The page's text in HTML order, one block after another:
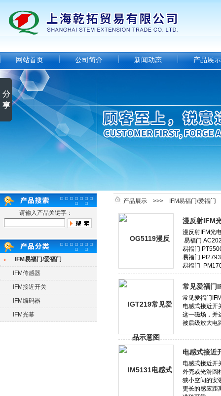
网站首页 公司简介 新闻动态 产品展示
请输入产品关键字：
IFM易福门/爱福门
IFM传感器
IFM接近开关
IFM编码器
IFM光幕
产品展示 >>> IFM易福门/爱福门
漫反射IFM
常见爱福门
电感式接近